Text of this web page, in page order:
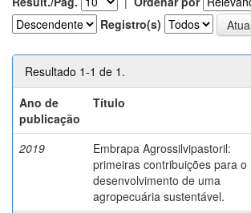
Registro(s)
Resultado 1-1 de 1.
Ano de
publicação
Título
2019
Embrapa Agrossilvipastoril:
primeiras contribuições para o
desenvolvimento de uma
agropecuária sustentável.